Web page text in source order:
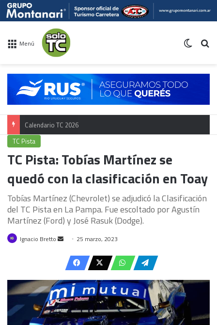
Menú
Calendario TC 2026
TC Pista
TC Pista: Tobías Martínez se
quedó con la clasificación en Toay
Tobías Martínez (Chevrolet) se adjudicó la Clasificación
del TC Pista en La Pampa. Fue escoltado por Agustín
Martínez (Ford) y José Rasuk (Dodge).
Ignacio Bretto
Send
email
25 marzo, 2023